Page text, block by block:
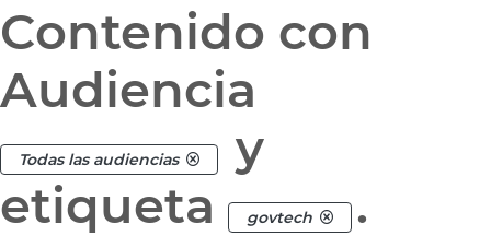
Contenido con
Audiencia
Todas las audiencias
y
etiqueta
govtech .